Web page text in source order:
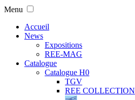
Menu
Accueil
News
Expositions
REE-MAG
Catalogue
Catalogue H0
TGV
REE COLLECTION